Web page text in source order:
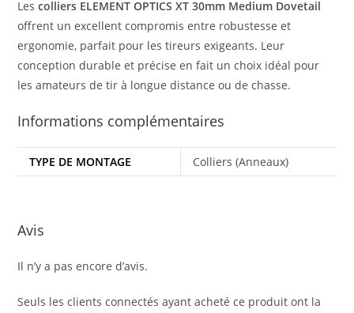
Lescolliers ELEMENT OPTICS XT 30mm Medium Dovetail
offrent un excellent compromis entre robustesse et
ergonomie, parfait pour les tireurs exigeants. Leur
conception durable et précise en fait un choix idéal pour
les amateurs de tir à longue distance ou de chasse.
Informations complémentaires
TYPE DE MONTAGE Colliers (Anneaux)
Avis
Il n’y a pas encore d’avis.
Seuls les clients connectés ayant acheté ce produit ont la